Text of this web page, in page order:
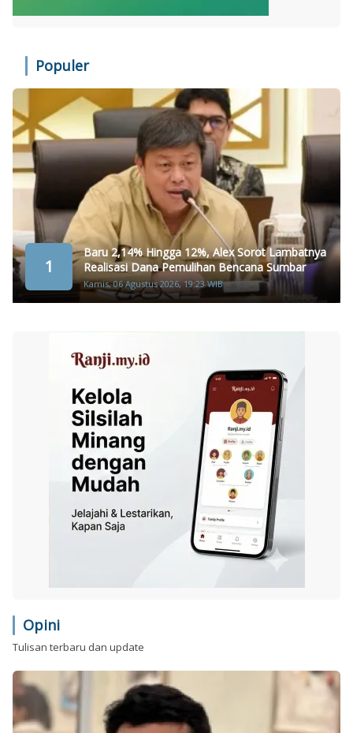
Populer
1
Baru 2,14% Hingga 12%, Alex Sorot Lambatnya
Realisasi Dana Pemulihan Bencana Sumbar
Kamis, 06 Agustus 2026, 19:23 WIB
Opini
Tulisan terbaru dan update